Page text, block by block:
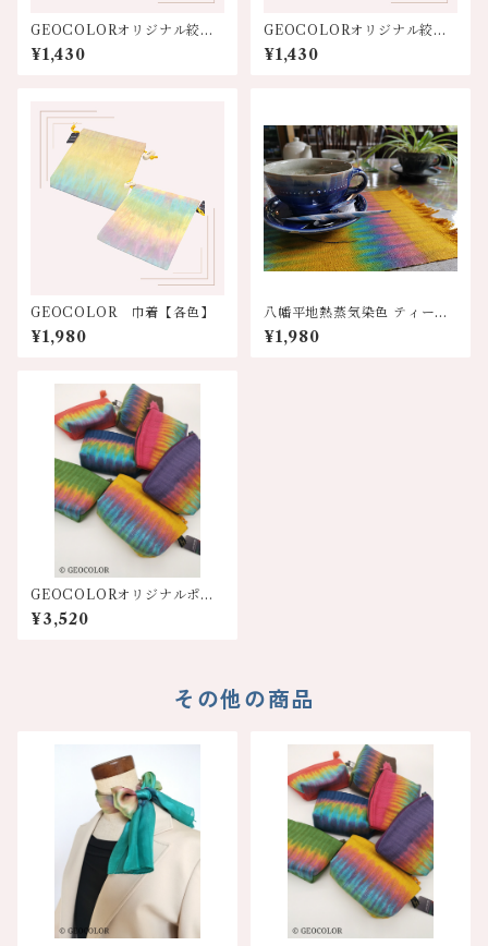
GEOCOLORオリジナル絞り
染めハンカチ【濃色系】
¥1,430
GEOCOLORオリジナル絞り
染めハンカチ【淡色系】
¥1,430
GEOCOLOR 巾着【各色】
¥1,980
八幡平地熱蒸気染色 ティーマ
ット 各色
¥1,980
GEOCOLORオリジナルポー
チ【各色】
¥3,520
その他の商品